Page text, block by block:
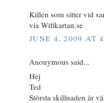
Killen som sitter vid
via Wifikartan.se
JUNE 4, 2009 AT
Anonymous said...
Hej
Ted
Största skillnaden är